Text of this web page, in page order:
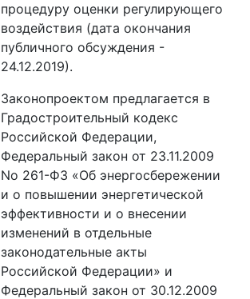
процедуру оценки регулирующего
воздействия (дата окончания
публичного обсуждения -
24.12.2019).
Законопроектом предлагается в
Градостроительный кодекс
Российской Федерации,
Федеральный закон от 23.11.2009
No 261-ФЗ «Об энергосбережении
и о повышении энергетической
эффективности и о внесении
изменений в отдельные
законодательные акты
Российской Федерации» и
Федеральный закон от 30.12.2009